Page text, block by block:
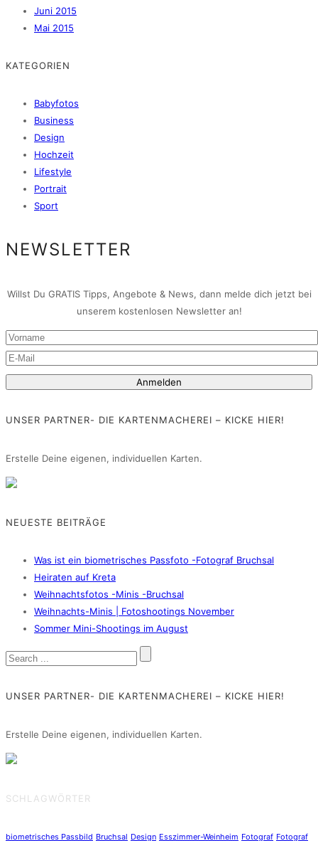
Juni 2015
Mai 2015
KATEGORIEN
Babyfotos
Business
Design
Hochzeit
Lifestyle
Portrait
Sport
NEWSLETTER
Willst Du GRATIS Tipps, Angebote & News, dann melde dich jetzt bei
unserem kostenlosen Newsletter an!
UNSER PARTNER- DIE KARTENMACHEREI – KICKE HIER!
Erstelle Deine eigenen, individuellen Karten.
NEUESTE BEITRÄGE
Was ist ein biometrisches Passfoto -Fotograf Bruchsal
Heiraten auf Kreta
Weihnachtsfotos -Minis -Bruchsal
Weihnachts-Minis | Fotoshootings November
Sommer Mini-Shootings im August
UNSER PARTNER- DIE KARTENMACHEREI – KICKE HIER!
Erstelle Deine eigenen, individuellen Karten.
SCHLAGWÖRTER
biometrisches Passbild Bruchsal Design Esszimmer-Weinheim Fotograf Fotograf